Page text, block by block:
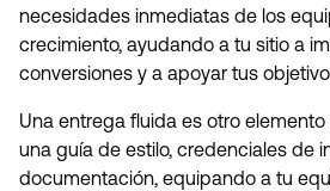
necesidades inmediatas de los
crecimiento, ayudando a tu sitio a
conversiones y a apoyar tus
Una entrega fluida es otro
una guía de estilo, credenciales de
documentación, equipando a tu